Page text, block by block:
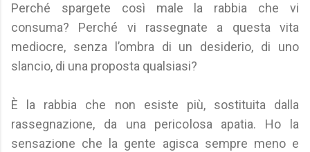
Perché spargete così male la rabbia che vi
consuma? Perché vi rassegnate a questa vita
mediocre, senza l’ombra di un desiderio, di uno
slancio, di una proposta qualsiasi?
È la rabbia che non esiste più, sostituita dalla
rassegnazione, da una pericolosa apatia. Ho la
sensazione che la gente agisca sempre meno e